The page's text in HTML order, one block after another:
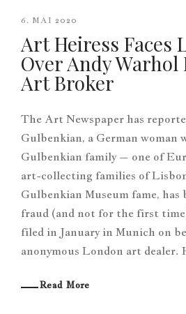
6. MAI 2020
Art Heiress Faces
Over Andy
Art Broker
The Art Newspaper has
Gulbenkian, a German woman
Gulbenkian family – one of
art-collecting families of
Gulbenkian Museum fame, has
fraud (and not for the first
filed in January in Munich on
anonymous London art dealer.
Read More